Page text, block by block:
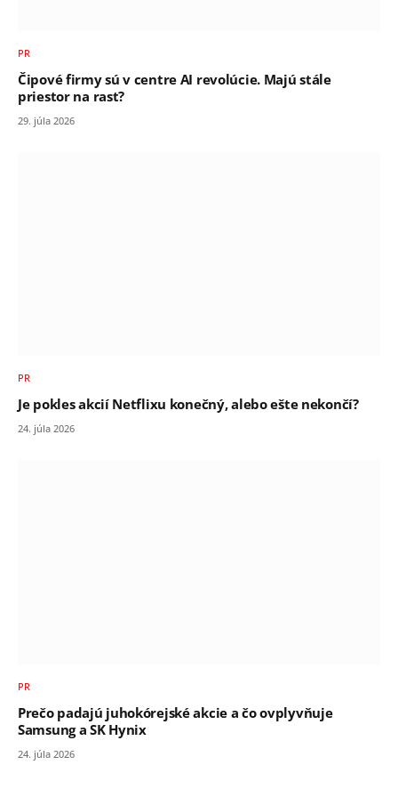
PR
Čipové firmy sú v centre AI revolúcie. Majú stále
priestor na rast?
29. júla 2026
PR
Je pokles akcií Netflixu konečný, alebo ešte nekončí?
24. júla 2026
PR
Prečo padajú juhokórejské akcie a čo ovplyvňuje
Samsung a SK Hynix
24. júla 2026